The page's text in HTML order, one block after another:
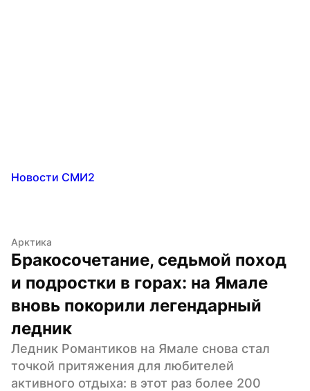
Новости СМИ2
Арктика
Бракосочетание, седьмой поход
и подростки в горах: на Ямале
вновь покорили легендарный
ледник
Ледник Романтиков на Ямале снова стал
точкой притяжения для любителей
активного отдыха: в этот раз более 200